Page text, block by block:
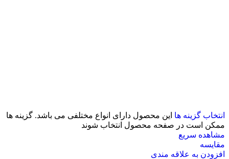
انتخاب گزینه ها این محصول دارای انواع مختلفی می باشد. گزینه ها
ممکن است در صفحه محصول انتخاب شوند
مشاهده سریع
مقایسه
افزودن به علاقه مندی